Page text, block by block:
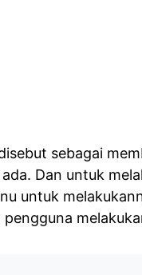
sebagai
Dan untuk
untuk